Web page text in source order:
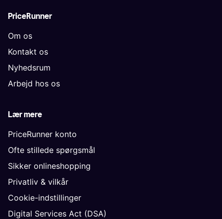
PriceRunner
Om os
Kontakt os
Nyhedsrum
Arbejd hos os
Lær mere
PriceRunner konto
Ofte stillede spørgsmål
Sikker onlineshopping
Privatliv & vilkår
Cookie-indstillinger
Digital Services Act (DSA)